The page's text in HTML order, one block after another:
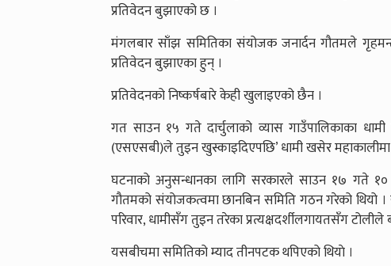
प्रतिवेदन बुझाएको छ ।
मंगलबार साँझ समितिका संयोजक जनार्दन गौतमले
प्रतिवेदन बुझाएका हुन् ।
प्रतिवेदनको निष्कर्षबारे केही खुलाइएको छैन ।
गत साउन १५ गते दार्चुलाको व्यास गाउँपालिकाका
(एसएसबी)ले तुइन खुस्काइदिएपछि’ धामी खसेर
​घटनाको अनुसन्धानका लागि सरकारले साउन १७ गते
गौतमको संयोजकत्वमा छानबिन समिति गठन गरेको थियो ।
परिवार, धामीसँग तुइन तरेका प्रत्यक्षदर्शीलगायतसँग
यसबीचमा समितिको म्याद तीनपटक थपिएको थियाे ।